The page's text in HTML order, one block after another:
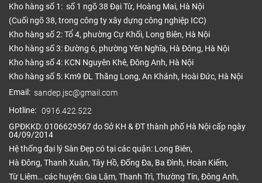
Kho hàng số 1: số 1 ngõ 38 Đại Từ, Hoàng Mai, Hà Nội
(Cuối ngõ 38, trong công ty xây dựng công nghiệp ICC)
Kho hàng số 2: Tổ 4, phường Cự Khối, Long Biên, Hà Nội
Kho hàng số 3: Đường 6, phường Yên Nghĩa, Hà Đông, Hà Nội
Kho hàng số 4: KCN Nguyên Khê, Đông Anh, Hà Nội
Kho hàng số 5: Km9 ĐL Thăng Long, An Khánh, Hoài Đức, Hà Nội
Email: sandep.jsc@gmail.com
Hotline: 0916.422.522
GPĐKKD: 0106629567 do Sở KH & ĐT thành phố Hà Nội cấp ngày
04/09/2014
Hệ thống đại lý Sàn Đẹp có tại các quận: Long Biên,
Hà Đông, Thanh Xuân, Tây Hồ, Đống Đa, Ba Đình, Hoàn Kiếm,
Từ Liêm… các huyện: Gia Lâm, Thanh Trì, Thường Tín, Đông Anh,